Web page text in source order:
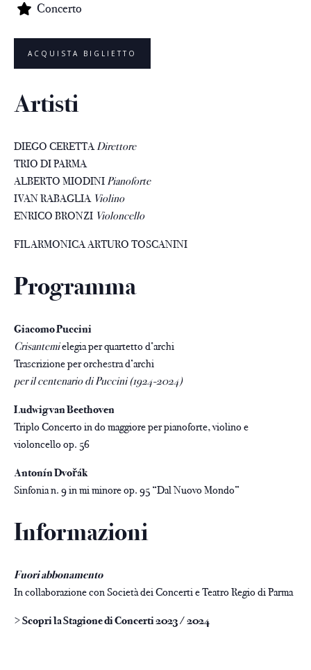
Concerto
ACQUISTA BIGLIETTO
Artisti
DIEGO CERETTADirettore
TRIO DI PARMA
ALBERTO MIODINIPianoforte
IVAN RABAGLIA Violino
ENRICO BRONZI Violoncello
FILARMONICA ARTURO TOSCANINI
Programma
Giacomo Puccini
Crisantemielegia per quartetto d’archi
Trascrizione per orchestra d’archi
per il centenario di Puccini (1924-2024)
Ludwig van Beethoven
Triplo Concerto in do maggiore per pianoforte, violino e
violoncello op. 56
Antonín Dvořák
Sinfonia n. 9 in mi minore op. 95 “Dal Nuovo Mondo”
Informazioni
Fuori abbonamento
In collaborazione con Società dei Concerti e Teatro Regio di Parma
> Scopri la Stagione di Concerti 2023 / 2024